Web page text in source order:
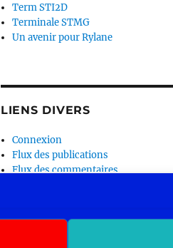
Term STI2D
Terminale STMG
Un avenir pour Rylane
LIENS DIVERS
Connexion
Flux des publications
Flux des commentaires